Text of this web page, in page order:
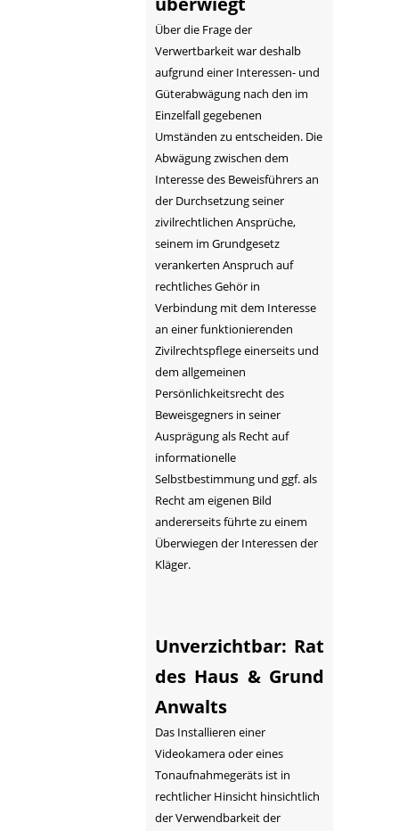
Über die Frage der
Verwertbarkeit war deshalb
aufgrund einer Interessen- und
Güterabwägung nach den im
Einzelfall gegebenen
Umständen zu entscheiden. Die
Abwägung zwischen dem
Interesse des Beweisführers an
der Durchsetzung seiner
zivilrechtlichen Ansprüche,
seinem im Grundgesetz
verankerten Anspruch auf
rechtliches Gehör in
Verbindung mit dem Interesse
an einer funktionierenden
Zivilrechtspflege einerseits und
dem allgemeinen
Persönlichkeitsrecht des
Beweisgegners in seiner
Ausprägung als Recht auf
informationelle
Selbstbestimmung und ggf. als
Recht am eigenen Bild
andererseits führte zu einem
Überwiegen der Interessen der
Kläger.
Unverzichtbar: Rat
des Haus & Grund
Anwalts
Das Installieren einer
Videokamera oder eines
Tonaufnahmegeräts ist in
rechtlicher Hinsicht hinsichtlich
der Verwendbarkeit der